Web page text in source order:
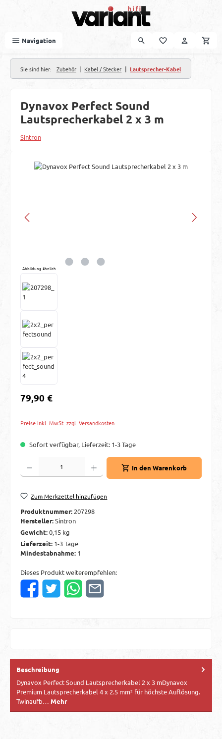
Navigation
Sie sind hier: Zubehör | Kabel / Stecker | Lautsprecher-Kabel
Dynavox Perfect Sound
Lautsprecherkabel 2 x 3 m
Sintron
Bildergalerie überspringen
Abbildung ähnlich
Regulärer Preis:
79,90 €
Preise inkl. MwSt. zzgl. Versandkosten
Sofort verfügbar, Lieferzeit: 1-3 Tage
Produkt Anzahl: Gib den gewünschten Wert ein oder benutze die Schaltflächen
In den Warenkorb
Zum Merkzettel hinzufügen
Produktnummer: 207298
Hersteller:Sintron
Gewicht:0,15 kg
Lieferzeit: 1-3 Tage
Mindestabnahme: 1
Dieses Produkt weiterempfehlen:
Beschreibung
Dynavox Perfect Sound Lautsprecherkabel 2 x 3 mDynavox
Premium Lautsprecherkabel 4 x 2.5 mm² für höchste Auflösung.
Twinaufb… Mehr